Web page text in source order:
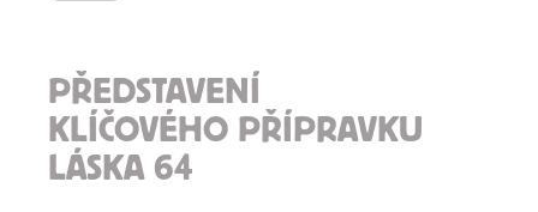
PŘEDSTAVENÍ
KLÍČOVÉHO PŘÍPRAVKU
LÁSKA 64